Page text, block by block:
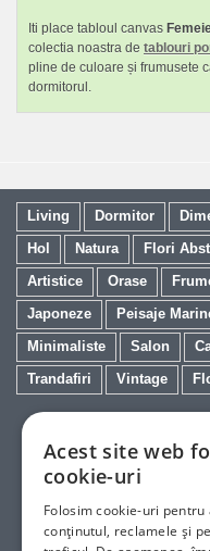
Iti place tabloul canvas
colectia noastra de tablouri
pline de culoare și frumusete
dormitorul.
Living Dormitor
Hol
Natura Flori
Artistice
Orase
Japoneze
Peisaje
Minimaliste
Salon
Trandafiri
Vintage
Politica de Livrare si Retur|
Copyright © 2023-2026 -
Acest site web
cookie-uri
Folosim cookie-uri pentru
conținutul, reclamele și